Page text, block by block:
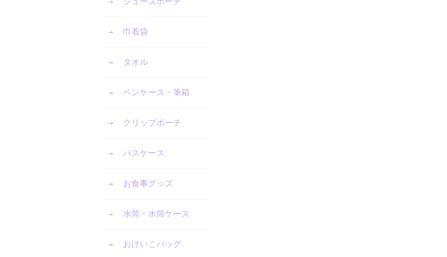
巾着袋
タオル
ペンケース・筆箱
クリップポーチ
パスケース
お食事グッズ
水筒・水筒ケース
おけいこバッグ